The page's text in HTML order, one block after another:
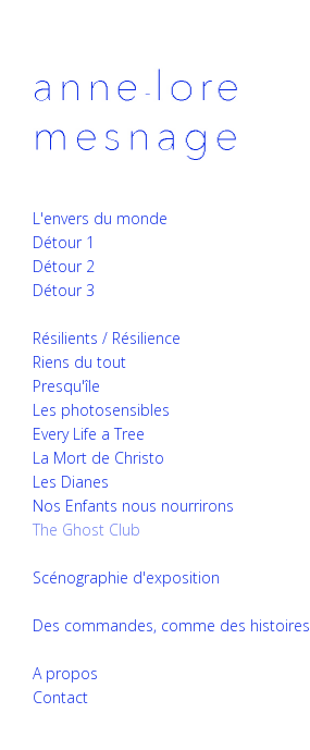
L'envers du monde
Détour 1
Détour 2
Détour 3
Résilients / Résilience
Riens du tout
Presqu'île
Les photosensibles
Every Life a Tree
La Mort de Christo
Les Dianes
Nos Enfants nous nourrirons
The Ghost Club
Scénographie d'exposition
Des commandes, comme des histoires
A propos
Contact